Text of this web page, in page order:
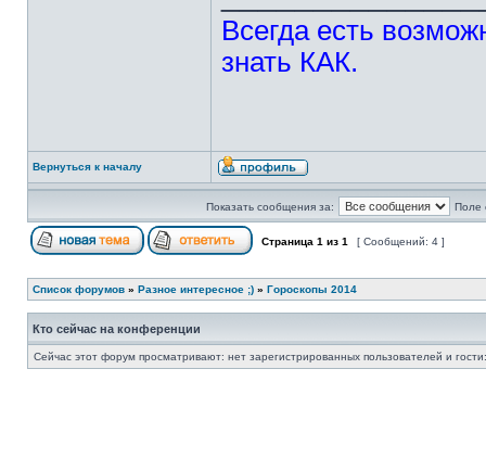
Всегда есть
знать КАК.
Вернуться к началу
Показать сообщения за: Поле
Страница 1 из 1 [ Сообщений: 4 ]
Список форумов » Разное интересное ;) » Гороскопы 2014
Кто сейчас на конференции
Сейчас этот форум просматривают: нет зарегистрированных пользователей и